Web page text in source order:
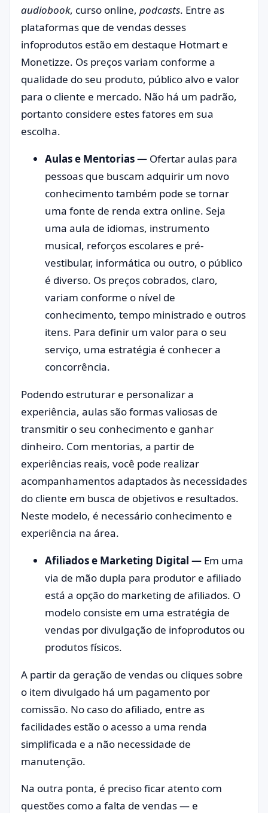
audiobook, curso online, podcasts. Entre as
plataformas que de vendas desses
infoprodutos estão em destaque Hotmart e
Monetizze. Os preços variam conforme a
qualidade do seu produto, público alvo e valor
para o cliente e mercado. Não há um padrão,
portanto considere estes fatores em sua
escolha.
Aulas e Mentorias — Ofertar aulas para
pessoas que buscam adquirir um novo
conhecimento também pode se tornar
uma fonte de renda extra online. Seja
uma aula de idiomas, instrumento
musical, reforços escolares e pré-
vestibular, informática ou outro, o público
é diverso. Os preços cobrados, claro,
variam conforme o nível de
conhecimento, tempo ministrado e outros
itens. Para definir um valor para o seu
serviço, uma estratégia é conhecer a
concorrência.
Podendo estruturar e personalizar a
experiência, aulas são formas valiosas de
transmitir o seu conhecimento e ganhar
dinheiro. Com mentorias, a partir de
experiências reais, você pode realizar
acompanhamentos adaptados às necessidades
do cliente em busca de objetivos e resultados.
Neste modelo, é necessário conhecimento e
experiência na área.
Afiliados e Marketing Digital — Em uma
via de mão dupla para produtor e afiliado
está a opção do marketing de afiliados. O
modelo consiste em uma estratégia de
vendas por divulgação de infoprodutos ou
produtos físicos.
A partir da geração de vendas ou cliques sobre
o item divulgado há um pagamento por
comissão. No caso do afiliado, entre as
facilidades estão o acesso a uma renda
simplificada e a não necessidade de
manutenção.
Na outra ponta, é preciso ficar atento com
questões como a falta de vendas — e